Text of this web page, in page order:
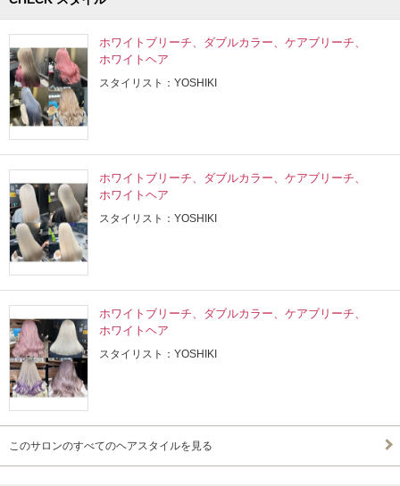
ホワイトブリーチ、ダブルカラー、ケアブリーチ、
ホワイトヘア
スタイリスト：YOSHIKI
ホワイトブリーチ、ダブルカラー、ケアブリーチ、
ホワイトヘア
スタイリスト：YOSHIKI
ホワイトブリーチ、ダブルカラー、ケアブリーチ、
ホワイトヘア
スタイリスト：YOSHIKI
このサロンのすべてのヘアスタイルを見る